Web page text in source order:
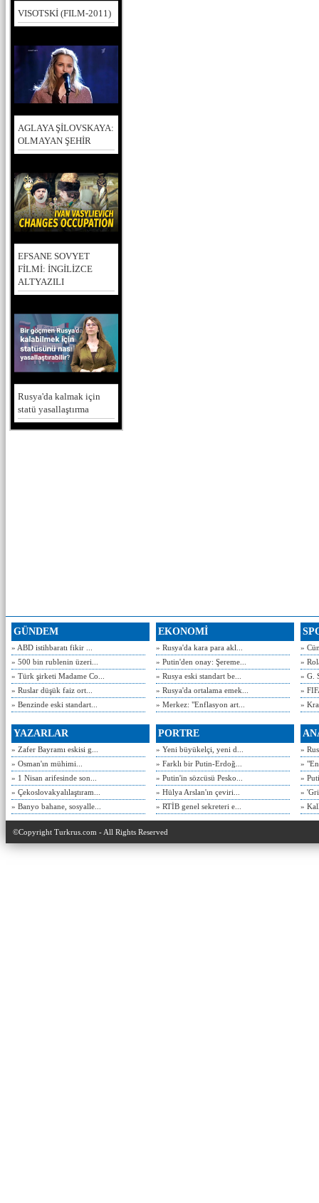
VISOTSKİ (FILM-2011)
AGLAYA ŞİLOVSKAYA:
OLMAYAN ŞEHİR
EFSANE SOVYET
FİLMİ: İNGİLİZCE
ALTYAZILI
Rusya'da kalmak için
statü yasallaştırma
GÜNDEM
» ABD istihbaratı fikir ...
» 500 bin rublenin üzeri...
» Türk şirketi Madame Co...
» Ruslar düşük faiz ort...
» Benzinde eski standart...
EKONOMİ
» Rusya'da kara para akl...
» Putin'den onay: Şereme...
» Rusya eski standart be...
» Rusya'da ortalama emek...
» Merkez: "Enflasyon art...
»
»
» G.
»
»
YAZARLAR
» Zafer Bayramı eskisi g...
» Osman'ın mühimi...
» 1 Nisan arifesinde son...
» Çekoslovakyalılaştıram...
» Banyo bahane, sosyalle...
PORTRE
» Yeni büyükelçi, yeni d...
» Farklı bir Putin-Erdoğ...
» Putin'in sözcüsü Pesko...
» Hülya Arslan'ın çeviri...
» RTİB genel sekreteri e...
»
»
»
»
»
©Copyright Turkrus.com - All Rights Reserved